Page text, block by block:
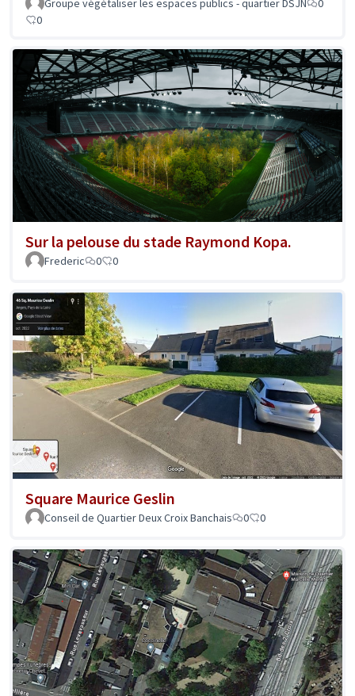
Groupe végétaliser les espaces publics - quartier DSJN
0
0
Sur la pelouse du stade Raymond Kopa.
Frederic 0 0
Square Maurice Geslin
Conseil de Quartier Deux Croix Banchais 0 0